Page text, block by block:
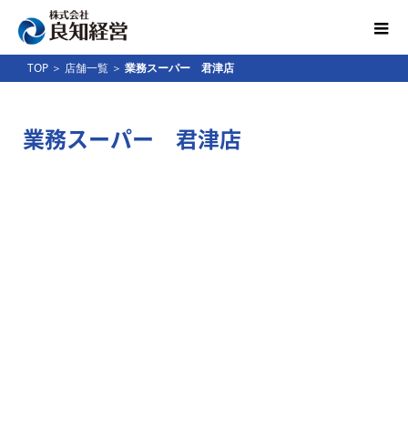
TOP ＞ 店舗一覧 ＞ 業務スーパー 君津店
業務スーパー 君津店